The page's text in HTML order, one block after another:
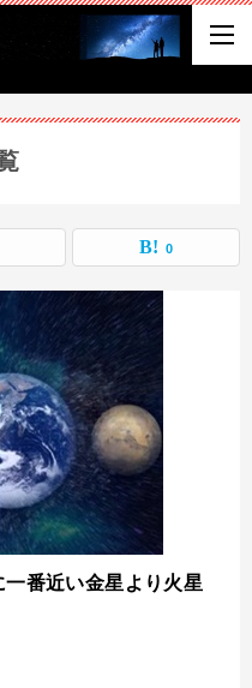
0
番近い金星より火星